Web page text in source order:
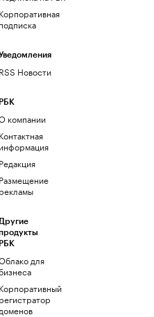
Корпоративная
подписка
RSS Новости
РБК
компании
Контактная
информация
Редакция
Размещение
рекламы
Другие
РБК
для
Корпоративный
регистратор
доменов